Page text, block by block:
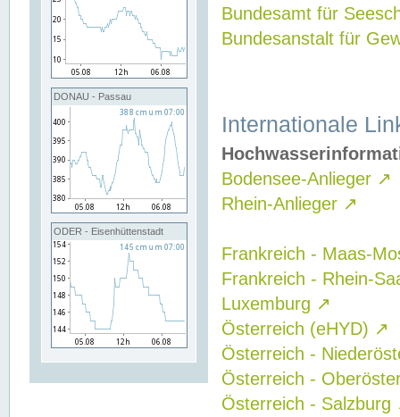
DONAU - Passau
ODER - Eisenhüttenstadt
Bundesamt für
Bundesanstalt für
Internationale
Bodensee-Anlieger ↗
Rhein-Anlieger ↗
Frankreich - Maas-
Frankreich - Rhein-
Luxemburg ↗
Österreich (eHYD) ↗
Österreich -
Österreich -
Österreich - Salzburg